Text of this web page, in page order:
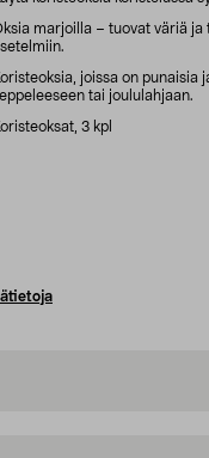
marjoilla – tuovat väriä ja
joissa on punaisia
tai joululahjaan.
3 kpl